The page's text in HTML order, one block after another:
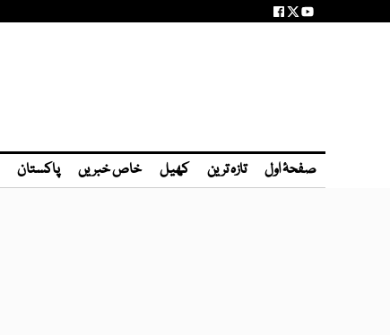
صفحۂ اول تازہ ترین کھیل خاص خبریں پاکستان